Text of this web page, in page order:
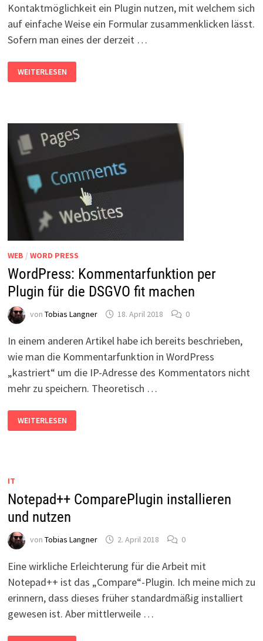
Kontaktmöglichkeit ein Plugin nutzen, mit welchem sich
auf einfache Weise ein Formular zusammenklicken lässt.
Sofern man eines der derzeit …
WORDPRESS:
KONTAKTFORMULAR
FÜR
WEITERLESEN
WEB / WORD PRESS
WordPress: Kommentarfunktion per
Plugin für die DSGVO fit machen
von Tobias Langner 18. April 2018 0
In einem anderen Artikel habe ich bereits beschrieben,
wie man die Kommentarfunktion in WordPress
„kastriert“ um die IP-Adresse des Kommentators nicht
mehr zu speichern. Theoretisch …
WORDPRESS:
KOMMENTARFUNKTION
PER
WEITERLESEN
IT
Notepad++ ComparePlugin installieren
und nutzen
von Tobias Langner 2. April 2018 0
Eine wirkliche Erleichterung für die Arbeit mit
Notepad++ ist das „Compare“-Plugin. Ich meine mich zu
erinnern, dass dieses früher standardmäßig installiert
gewesen ist. Aber mittlerweile …